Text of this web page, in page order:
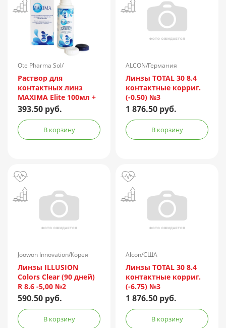
Ote Pharma Sol/
Нидерланды
Раствор для
контактных линз
MAXIMA Elite 100мл +
контейнер
393.50 руб.
В корзину
ALCON/Германия
Линзы TOTAL 30 8.4
контактные корриг.
(-0.50) №3
1 876.50 руб.
В корзину
Joowon Innovation/Корея
Линзы ILLUSION
Colors Clear (90 дней)
R 8.6 -5,00 №2
590.50 руб.
В корзину
Alcon/США
Линзы TOTAL 30 8.4
контактные корриг.
(-6.75) №3
1 876.50 руб.
В корзину